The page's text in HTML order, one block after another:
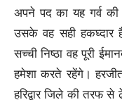
अपने पद का यह गर्व
उसके वह सही हकघ्दार
सच्ची निष्ठा वह पूरी
हमेशा करते रहेंगे।
हरिद्वार जिले की तरफ से